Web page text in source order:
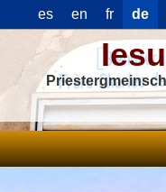
es en fr de